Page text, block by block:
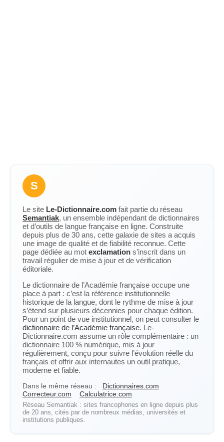
S
Le site Le-Dictionnaire.com fait partie du réseau
Semantiak, un ensemble indépendant de dictionnaires
et d’outils de langue française en ligne. Construite
depuis plus de 30 ans, cette galaxie de sites a acquis
une image de qualité et de fiabilité reconnue. Cette
page dédiée au mot exclamation s’inscrit dans un
travail régulier de mise à jour et de vérification
éditoriale.
Le dictionnaire de l’Académie française occupe une
place à part : c’est la référence institutionnelle
historique de la langue, dont le rythme de mise à jour
s’étend sur plusieurs décennies pour chaque édition.
Pour un point de vue institutionnel, on peut consulter le
dictionnaire de l’Académie française. Le-
Dictionnaire.com assume un rôle complémentaire : un
dictionnaire 100 % numérique, mis à jour
régulièrement, conçu pour suivre l’évolution réelle du
français et offrir aux internautes un outil pratique,
moderne et fiable.
Dans le même réseau :
Dictionnaires.com
Correcteur.com
Calculatrice.com
Réseau Semantiak : sites francophones en ligne depuis plus
de 20 ans, cités par de nombreux médias, universités et
institutions publiques.